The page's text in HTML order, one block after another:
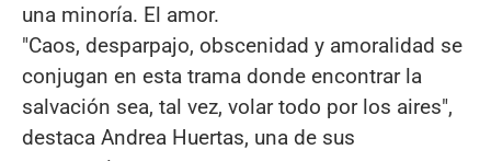
una minoría. El amor.
"Caos, desparpajo, obscenidad y amoralidad se
conjugan en esta trama donde encontrar la
salvación sea, tal vez, volar todo por los aires",
destaca Andrea Huertas, una de sus